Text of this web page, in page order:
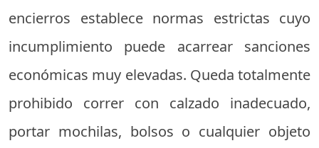
encierros establece normas estrictas cuyo
incumplimiento puede acarrear sanciones
económicas muy elevadas. Queda totalmente
prohibido correr con calzado inadecuado,
portar mochilas, bolsos o cualquier objeto